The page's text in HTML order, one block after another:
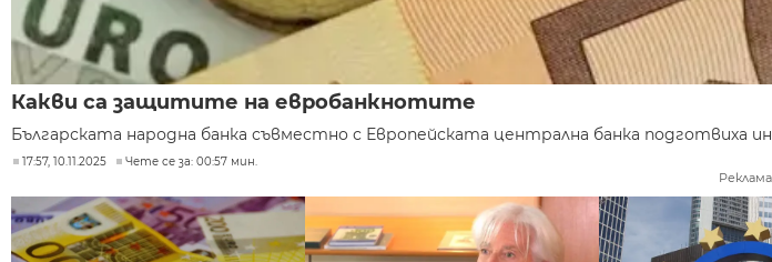
Какви са защитите на евробанкнотите
Българската народна банка съвместно с Европейската централна банка подготвиха
17:57, 10.11.2025 Чете се за: 00:57 мин.
Реклама